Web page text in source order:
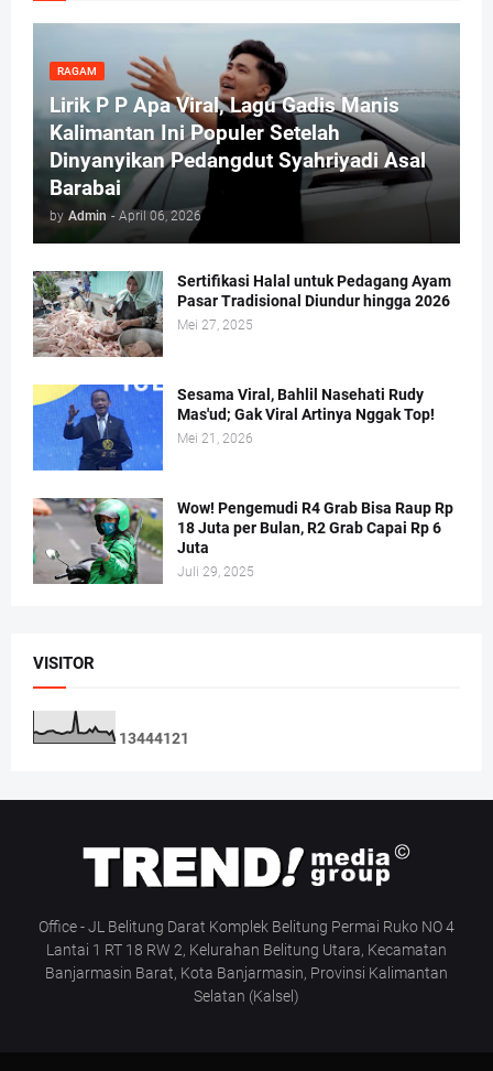
RAGAM
Lirik P P Apa Viral, Lagu Gadis Manis
Kalimantan Ini Populer Setelah
Dinyanyikan Pedangdut Syahriyadi Asal
Barabai
by Admin - April 06, 2026
Sertifikasi Halal untuk Pedagang Ayam
Pasar Tradisional Diundur hingga 2026
Mei 27, 2025
Sesama Viral, Bahlil Nasehati Rudy
Mas'ud; Gak Viral Artinya Nggak Top!
Mei 21, 2026
Wow! Pengemudi R4 Grab Bisa Raup Rp
18 Juta per Bulan, R2 Grab Capai Rp 6
Juta
Juli 29, 2025
VISITOR
13444121
Office - JL Belitung Darat Komplek Belitung Permai Ruko NO 4
Lantai 1 RT 18 RW 2, Kelurahan Belitung Utara, Kecamatan
Banjarmasin Barat, Kota Banjarmasin, Provinsi Kalimantan
Selatan (Kalsel)